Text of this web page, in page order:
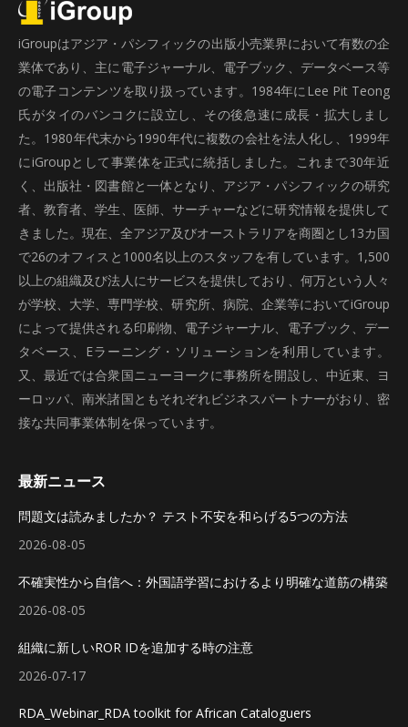
iGroupはアジア・パシフィックの出版小売業界において有数の企
業体であり、主に電子ジャーナル、電子ブック、データベース等
の電子コンテンツを取り扱っています。1984年にLee Pit Teong
氏がタイのバンコクに設立し、その後急速に成長・拡大しまし
た。1980年代末から1990年代に複数の会社を法人化し、1999年
にiGroupとして事業体を正式に統括しました。これまで30年近
く、出版社・図書館と一体となり、アジア・パシフィックの研究
者、教育者、学生、医師、サーチャーなどに研究情報を提供して
きました。現在、全アジア及びオーストラリアを商圏とし13カ国
で26のオフィスと1000名以上のスタッフを有しています。1,500
以上の組織及び法人にサービスを提供しており、何万という人々
が学校、大学、専門学校、研究所、病院、企業等においてiGroup
によって提供される印刷物、電子ジャーナル、電子ブック、デー
タベース、Eラーニング・ソリューションを利用しています。
又、最近では合衆国ニューヨークに事務所を開設し、中近東、ヨ
ーロッパ、南米諸国ともそれぞれビジネスパートナーがおり、密
接な共同事業体制を保っています。
最新ニュース
問題文は読みましたか？ テスト不安を和らげる5つの方法
2026-08-05
不確実性から自信へ：外国語学習におけるより明確な道筋の構築
2026-08-05
組織に新しいROR IDを追加する時の注意
2026-07-17
RDA_Webinar_RDA toolkit for African Cataloguers